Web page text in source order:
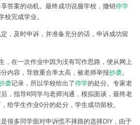
答案的动机。最终成功说服学校，撤销停学
校完成学业。
，及时申诉，并准备充分的话，申诉成功留
，在一次作业中因为没有写作思路，便从网上
内容，导致重合率太高，被老师举报抄袭。
袭记录，所以学校给出了停学的处分。专家老
，指导R同学与老师沟通，模拟面谈，最终老
给学生作业0分的处分，学生成功留校。
很多同学面对申诉慌不择路的选择DIY， 由于